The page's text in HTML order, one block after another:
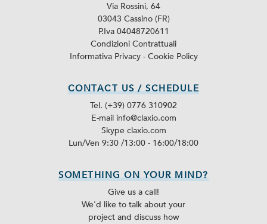
Via Rossini, 64
03043 Cassino (FR)
P.Iva 04048720611
Condizioni Contrattuali
Informativa Privacy - Cookie Policy
CONTACT US / SCHEDULE
Tel. (+39) 0776 310902
E-mail info@claxio.com
Skype claxio.com
Lun/Ven 9:30 /13:00 - 16:00/18:00
SOMETHING ON YOUR MIND?
Give us a call!
We'd like to talk about your
project and discuss how